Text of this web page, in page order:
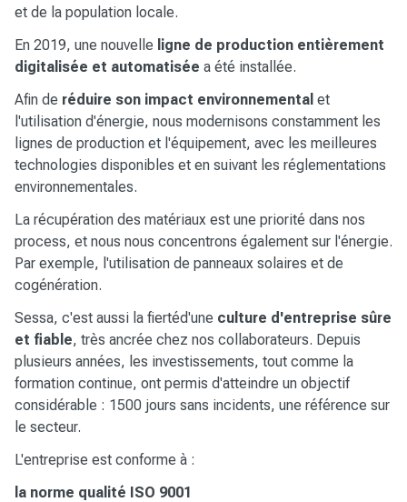
et de la population locale.
En 2019, une nouvelle ligne de production entièrement
digitalisée et automatisée a été installée.
Afin de réduire son impact environnemental et
l'utilisation d'énergie, nous modernisons constamment les
lignes de production et l'équipement, avec les meilleures
technologies disponibles et en suivant les réglementations
environnementales.
La récupération des matériaux est une priorité dans nos
process, et nous nous concentrons également sur l'énergie.
Par exemple, l'utilisation de panneaux solaires et de
cogénération.
Sessa, c'est aussi la fiertéd'une culture d'entreprise sûre
et fiable, très ancrée chez nos collaborateurs. Depuis
plusieurs années, les investissements, tout comme la
formation continue, ont permis d'atteindre un objectif
considérable : 1500 jours sans incidents, une référence sur
le secteur.
L'entreprise est conforme à :
la norme qualité ISO 9001